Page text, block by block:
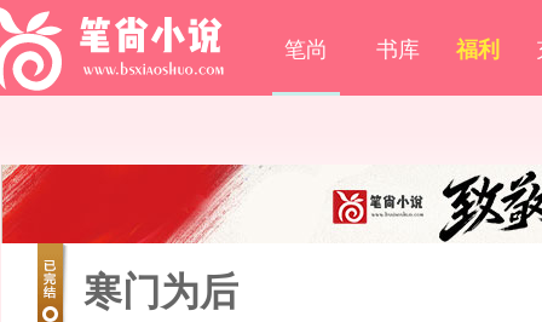
笔尚 书库 福利
寒门为后